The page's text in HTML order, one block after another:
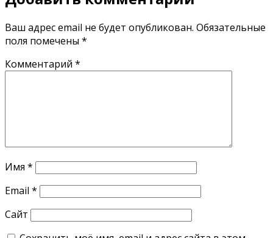
Ваш адрес email не будет опубликован. Обязательные
поля помечены *
Комментарий *
Имя *
Email *
Сайт